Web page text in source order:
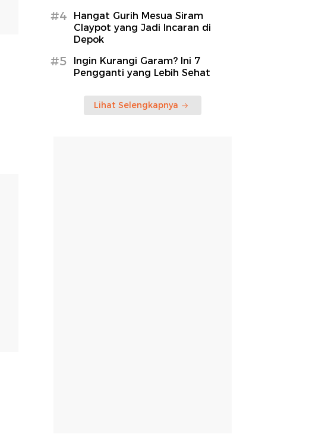
#4
Hangat Gurih Mesua Siram
Claypot yang Jadi Incaran di
Depok
#5
Ingin Kurangi Garam? Ini 7
Pengganti yang Lebih Sehat
Lihat Selengkapnya